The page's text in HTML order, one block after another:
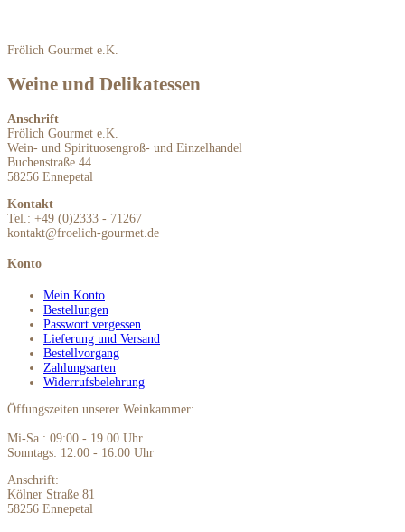
Frölich Gourmet e.K.
Weine und Delikatessen
Anschrift
Frölich Gourmet e.K.
Wein- und Spirituosengroß- und Einzelhandel
Buchenstraße 44
58256 Ennepetal
Kontakt
Tel.: +49 (0)2333 - 71267
kontakt@froelich-gourmet.de
Konto
Mein Konto
Bestellungen
Passwort vergessen
Lieferung und Versand
Bestellvorgang
Zahlungsarten
Widerrufsbelehrung
Öffungszeiten unserer Weinkammer:
Mi-Sa.: 09:00 - 19.00 Uhr
Sonntags: 12.00 - 16.00 Uhr
Anschrift:
Kölner Straße 81
58256 Ennepetal